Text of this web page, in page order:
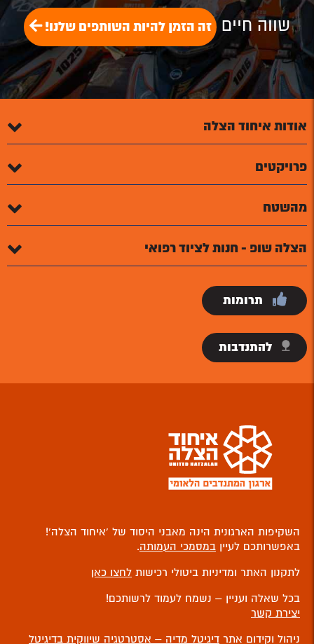
שווה חיים זה הזמן להיות השותפים שלנו!
אודות איחוד הצלה
פרויקטים
מהשטח
הצלה שופ - חנות לציוד רפואי
תרומות
להתנדבות
השקיפות הארגונית הינה מאבני היסוד של ‘איחוד הצלה’!
באפשרותכם לעיין במסמכי העמותה.
לתקנון האתר ומדיניות ביטולי רכישות לחצו כאן
בכל שאלה ועניין – נשמח לעמוד לרשותכם!
יצירת קשר
ניהול וקידום אתר דיגיטל מדיה – אסטרטגיה שיווקית בדיגיטל